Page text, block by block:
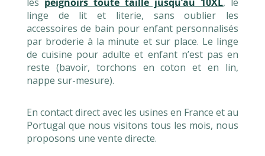
les peignoirs toute taille jusqu’au 10XL, le
linge de lit et literie, sans oublier les
accessoires de bain pour enfant personnalisés
par broderie à la minute et sur place. Le linge
de cuisine pour adulte et enfant n’est pas en
reste (bavoir, torchons en coton et en lin,
nappe sur-mesure).
En contact direct avec les usines en France et au
Portugal que nous visitons tous les mois, nous
proposons une vente directe.